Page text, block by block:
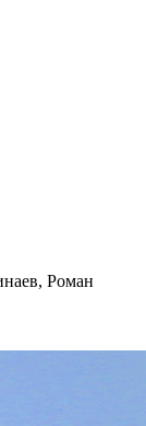
Роман